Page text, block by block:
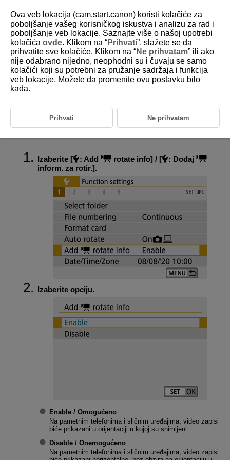
D101-174
Dodavanje informacija o
orijentaciji video zapisa
položaju možete automatski pridružiti informacije o orijentaciji pomoću
kojih se utvrđuje na koju stranu treba da bude okrenut snimak kako bi se
omogućila reprodukcija u odgovarajućem položaju na pametnim
Izaberite [ : Add rotate info] / [
: Dodaj
inform. za rotir.].
Izaberite opciju.
Enable / Omogućeno
Na pametnim telefonima i sličnim uređajima, video zapisi
biće prikazani u orijentaciji u kojoj su snimljeni.
Disable / Onemogućeno
Na pametnim telefonima i sličnim uređajima, video zapisi
Ova veb lokacija (cam.start.canon) koristi kolačiće za
poboljšanje vašeg korisničkog iskustva i analizu za rad i
poboljšanje veb lokacije. Saznajte više o našoj upotrebi
kolačića ovde. Klikom na “Prihvati”, slažete se da
prihvatite sve kolačiće. Klikom na “Ne prihvatam” ili ako
nije odabrano nijedno, neophodni su i čuvaju se samo
kolačići koji su potrebni za pružanje sadržaja i funkcija
veb lokacije. Možete da promenite ovu postavku bilo
kada.
Prihvati Ne prihvatam